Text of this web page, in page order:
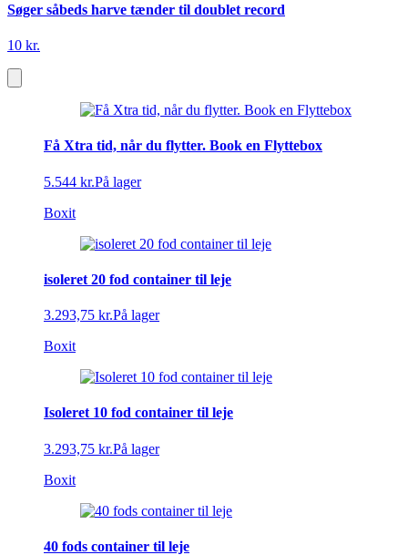
Søger såbeds harve tænder til doublet record
10 kr.
Få Xtra tid, når du flytter. Book en Flyttebox
5.544 kr.På lager
Boxit
isoleret 20 fod container til leje
3.293,75 kr.På lager
Boxit
Isoleret 10 fod container til leje
3.293,75 kr.På lager
Boxit
40 fods container til leje